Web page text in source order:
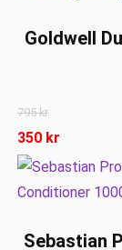
Goldwell
795kr
350 kr
Sebastian